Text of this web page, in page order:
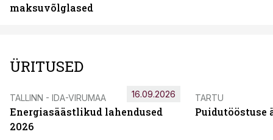
maksuvõlglased
ÜRITUSED
TALLINN - IDA-VIRUMAA
Energiasäästlikud lahendused
2026
16.09.2026 TARTU
Puidutööstuse